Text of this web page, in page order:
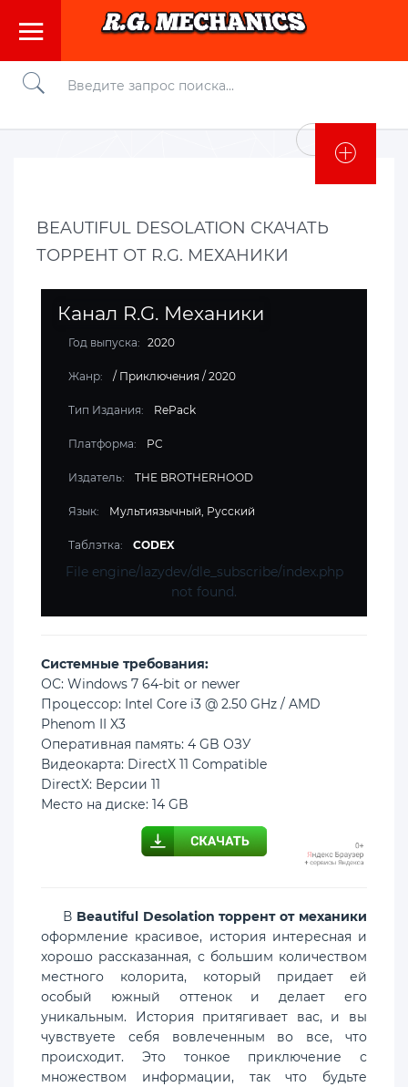
Войти
BEAUTIFUL DESOLATION СКАЧАТЬ
ТОРРЕНТ ОТ R.G. МЕХАНИКИ
Канал R.G. Механики
Год выпуска: 2020
Жанр: / Приключения / 2020
Тип Издания: RePack
Платформа: PC
Издатель: THE BROTHERHOOD
Язык: Мультиязычный, Русский
Таблэтка: CODEX
File engine/lazydev/dle_subscribe/index.php
not found.
Cистемные требования:
ОС: Windows 7 64-bit or newer
Процессор: Intel Core i3 @ 2.50 GHz / AMD
Phenom II X3
Оперативная память: 4 GB ОЗУ
Видеокарта: DirectX 11 Compatible
DirectX: Версии 11
Место на диске: 14 GB
В Beautiful Desolation торрент от механики
оформление красивое, история интересная и
хорошо рассказанная, с большим количеством
местного колорита, который придает ей
особый южный оттенок и делает его
уникальным. История притягивает вас, и вы
чувствуете себя вовлеченным во все, что
происходит. Это тонкое приключение с
множеством информации, так что будьте